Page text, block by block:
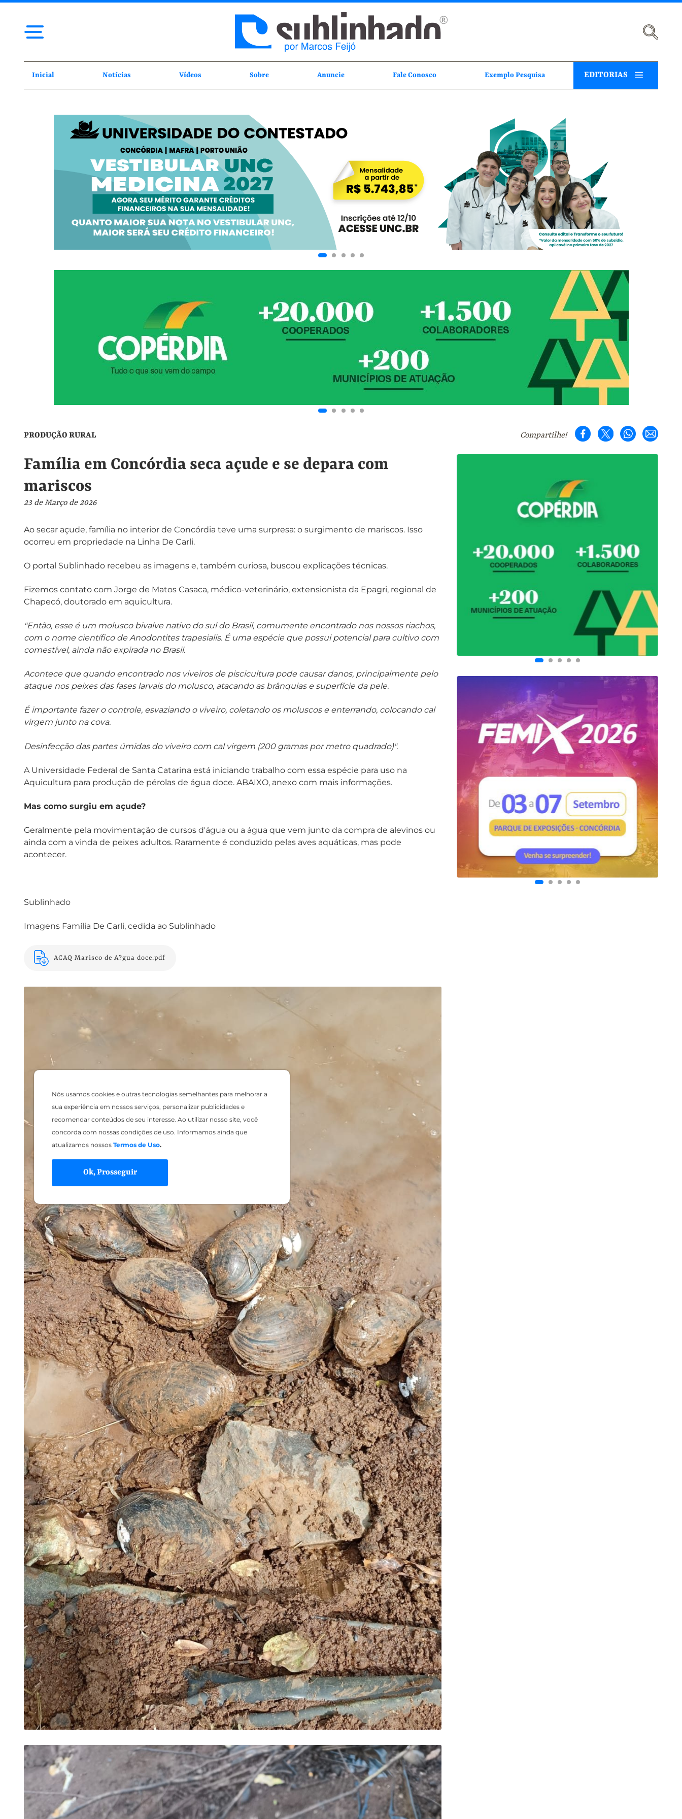
Nós usamos cookies e outras tecnologias semelhantes para melhorar a
sua experiência em nossos serviços, personalizar publicidades e
recomendar conteúdos de seu interesse. Ao utilizar nosso site, você
concorda com nossas condições de uso. Informamos ainda que
atualizamos nossosTermos de Uso.
Ok, Prosseguir
Inicial Notícias Vídeos Sobre Anuncie Fale Conosco Exemplo Pesquisa EDITORIAS
PRODUÇÃO RURAL Compartilhe!
Família em Concórdia seca açude e se depara com
mariscos
23 de Março de 2026
Ao secar açude, família no interior de Concórdia teve uma surpresa: o surgimento de mariscos. Isso
ocorreu em propriedade na Linha De Carli.
O portal Sublinhado recebeu as imagens e, também curiosa, buscou explicações técnicas.
Fizemos contato com Jorge de Matos Casaca, médico-veterinário, extensionista da Epagri, regional de
Chapecó, doutorado em aquicultura.
"Então, esse é um molusco bivalve nativo do sul do Brasil, comumente encontrado nos nossos riachos,
com o nome científico de Anodontites trapesialis. É uma espécie que possui potencial para cultivo com
comestível, ainda não expirada no Brasil.
Acontece que quando encontrado nos viveiros de piscicultura pode causar danos, principalmente pelo
ataque nos peixes das fases larvais do molusco, atacando as brânquias e superfície da pele.
É importante fazer o controle, esvaziando o viveiro, coletando os moluscos e enterrando, colocando cal
virgem junto na cova.
Desinfecção das partes úmidas do viveiro com cal virgem (200 gramas por metro quadrado)".
A Universidade Federal de Santa Catarina está iniciando trabalho com essa espécie para uso na
Aquicultura para produção de pérolas de água doce. ABAIXO, anexo com mais informações.
Mas como surgiu em açude?
Geralmente pela movimentação de cursos d'água ou a água que vem junto da compra de alevinos ou
ainda com a vinda de peixes adultos. Raramente é conduzido pelas aves aquáticas, mas pode
acontecer.
Sublinhado
Imagens Família De Carli, cedida ao Sublinhado
ACAQ Marisco de A?gua doce.pdf